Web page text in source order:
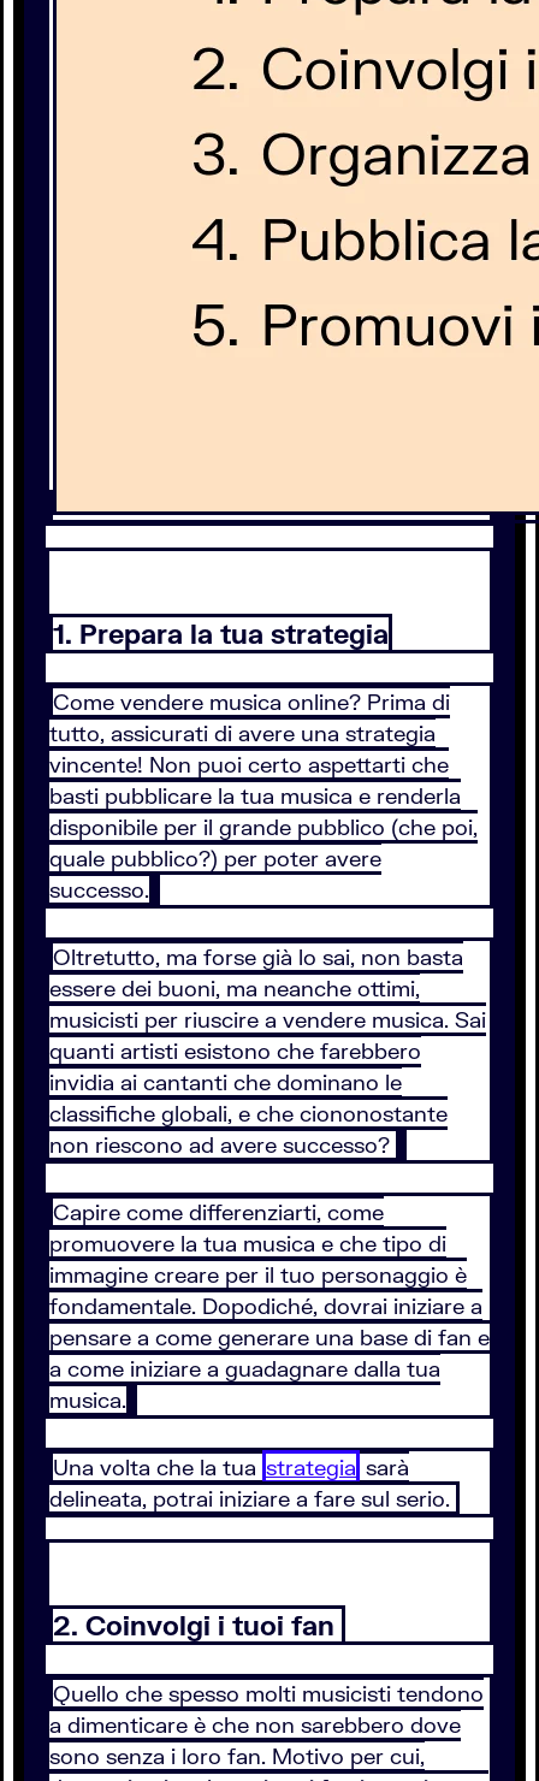
1. Prepara la tua strategia
Come vendere musica online? Prima di
tutto, assicurati di avere una strategia
vincente! Non puoi certo aspettarti che
basti pubblicare la tua musica e renderla
disponibile per il grande pubblico (che poi,
quale pubblico?) per poter avere
successo.
Oltretutto, ma forse già lo sai, non basta
essere dei buoni, ma neanche ottimi,
musicisti per riuscire a vendere musica. Sai
quanti artisti esistono che farebbero
invidia ai cantanti che dominano le
classifiche globali, e che ciononostante
non riescono ad avere successo?
Capire come differenziarti, come
promuovere la tua musica e che tipo di
immagine creare per il tuo personaggio è
fondamentale. Dopodiché, dovrai iniziare a
pensare a come generare una base di fan e
a come iniziare a guadagnare dalla tua
musica.
Una volta che la tua strategia sarà
delineata, potrai iniziare a fare sul serio.
2. Coinvolgi i tuoi fan
Quello che spesso molti musicisti tendono
a dimenticare è che non sarebbero dove
sono senza i loro fan. Motivo per cui,